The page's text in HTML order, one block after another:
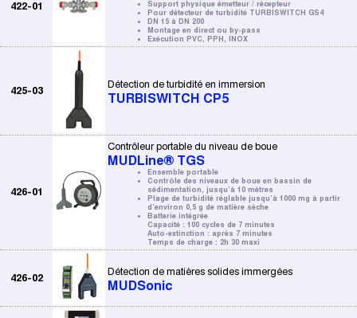
422-01
Support physique émetteur / récepteur
Pour détecteur de turbidité TURBISWITCH GS4
DN 15 à DN 200
Montage en direct ou by-pass
Exécution PVC, PPH, INOX
425-03
Détection de turbidité en immersion
TURBISWITCH CP5
426-01
Contrôleur portable du niveau de boue
MUDLine® TGS
Ensemble portable
Contrôle des niveaux de boue en bassin de
sédimentation, jusqu’à 10 mètres
Plage de turbidité réglable jusqu’à 1000 mg à partir
d’environ 0,5 g de matière sèche
Batterie intégrée
Capacité : 100 cycles de 7 minutes
Auto-extinction : après 7 minutes
Temps de charge : 2h 30 maxi
426-02
Détection de matières solides immergées
MUDSonic